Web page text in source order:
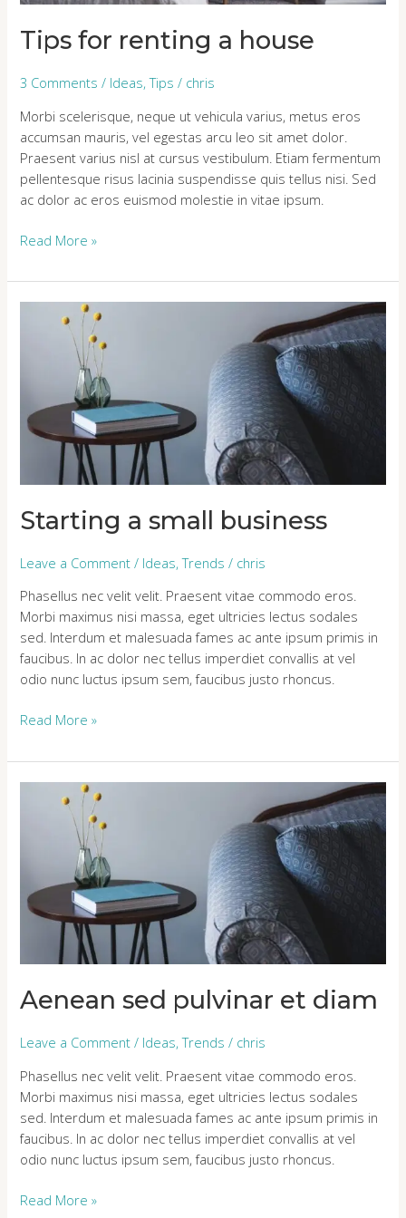
Tips for renting a house
3 Comments / Ideas,Tips / chris
Morbi scelerisque, neque ut vehicula varius, metus eros
accumsan mauris, vel egestas arcu leo sit amet dolor.
Praesent varius nisl at cursus vestibulum. Etiam fermentum
pellentesque risus lacinia suspendisse quis tellus nisi. Sed
ac dolor ac eros euismod molestie in vitae ipsum.
Read More »
Starting a small business
Leave a Comment / Ideas,Trends / chris
Phasellus nec velit velit. Praesent vitae commodo eros.
Morbi maximus nisi massa, eget ultricies lectus sodales
sed. Interdum et malesuada fames ac ante ipsum primis in
faucibus. In ac dolor nec tellus imperdiet convallis at vel
odio nunc luctus ipsum sem, faucibus justo rhoncus.
Read More »
Aenean sed pulvinar et diam
Leave a Comment / Ideas,Trends / chris
Phasellus nec velit velit. Praesent vitae commodo eros.
Morbi maximus nisi massa, eget ultricies lectus sodales
sed. Interdum et malesuada fames ac ante ipsum primis in
faucibus. In ac dolor nec tellus imperdiet convallis at vel
odio nunc luctus ipsum sem, faucibus justo rhoncus.
Read More »